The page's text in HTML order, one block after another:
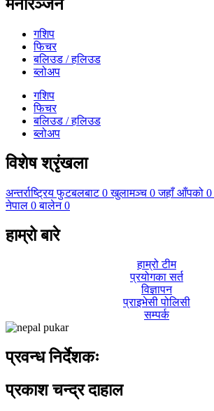
मनोरञ्जन
गशिप
फिचर
बलिउड / हलिउड
ब्लोअप
गशिप
फिचर
बलिउड / हलिउड
ब्लोअप
विशेष श्रृंखला
अन्तर्राष्ट्रिय फुटबलबाट 0 खुलामञ्च 0 जहाँ आँपको 0
नेपाल 0 बालेन 0
हाम्रो बारे
हाम्रो टीम
प्रयोगका सर्त
विज्ञापन
प्राइभेसी पोलिसी
सम्पर्क
प्रवन्ध निर्देशकः
प्रकाश चन्द्र दाहाल